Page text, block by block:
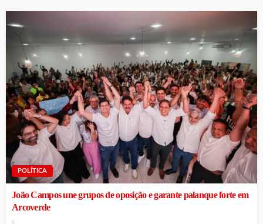
POLÍTICA
João Campos une grupos de oposição e garante palanque forte em
Arcoverde